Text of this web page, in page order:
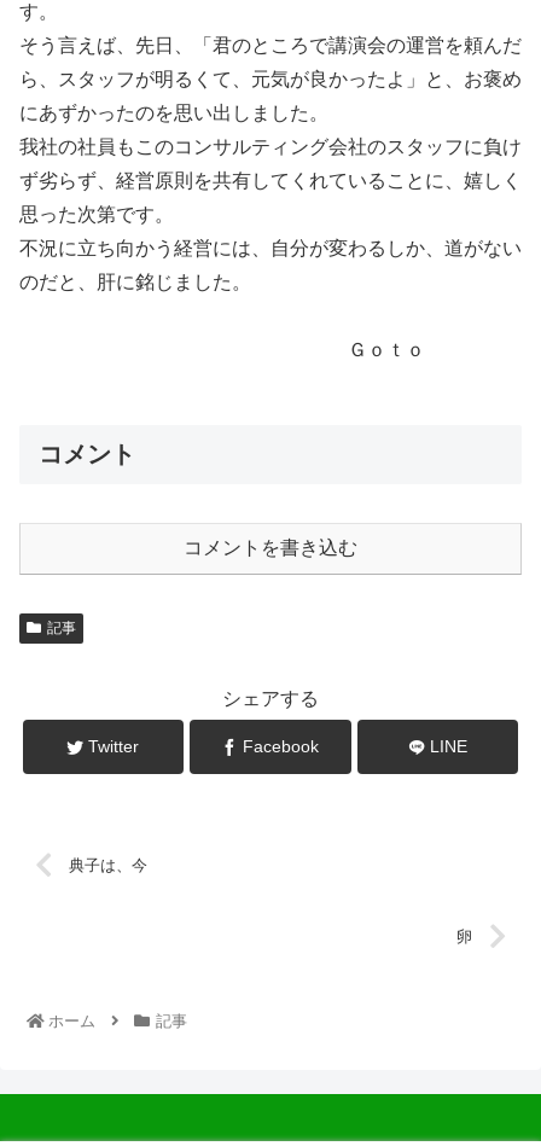
す。
そう言えば、先日、「君のところで講演会の運営を頼んだ
ら、スタッフが明るくて、元気が良かったよ」と、お褒め
にあずかったのを思い出しました。
我社の社員もこのコンサルティング会社のスタッフに負け
ず劣らず、経営原則を共有してくれていることに、嬉しく
思った次第です。
不況に立ち向かう経営には、自分が変わるしか、道がない
のだと、肝に銘じました。
Ｇｏｔｏ
コメント
コメントを書き込む
記事
シェアする
Twitter Facebook LINE
典子は、今
卵
ホーム 記事